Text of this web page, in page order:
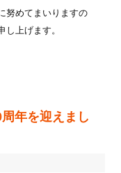
努めてまいりますの
上げます。
年を迎えまし